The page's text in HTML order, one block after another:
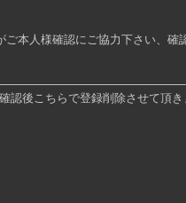
本人様確認にご協力下さい、確
認後こちらで登録削除させて頂